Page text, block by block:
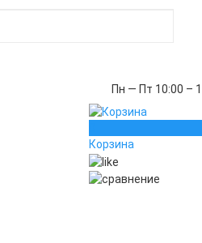
Пн — Пт 10:00 –
Корзина